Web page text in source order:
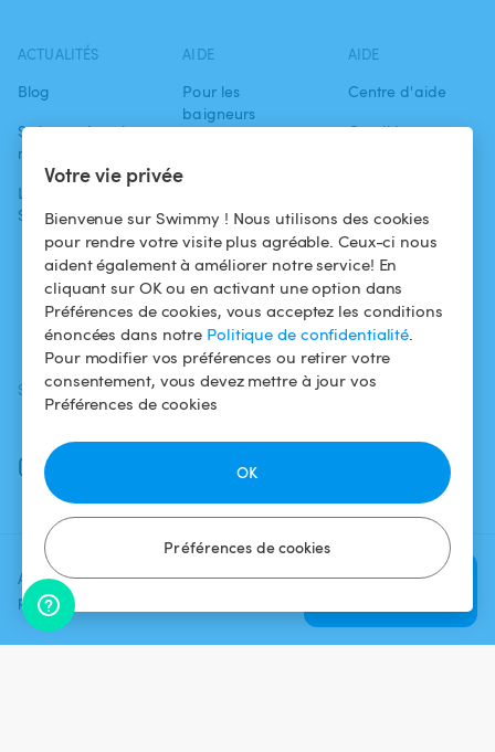
Votre vie privée
Bienvenue sur Swimmy ! Nous utilisons des cookies
pour rendre votre visite plus agréable. Ceux-ci nous
aident également à améliorer notre service! En
cliquant sur OK ou en activant une option dans
Préférences de cookies, vous acceptez les conditions
énoncées dans notre Politique de confidentialité.
Pour modifier vos préférences ou retirer votre
consentement, vous devez mettre à jour vos
Préférences de cookies
Préférences de cookies
OK
Ajoutez une date et un créneau
pour voir le prix
Vérifier la
ACTUALITÉS
Blog
Swimmy dans les
médias
L'aventure
Swimmy
AIDE
Pour les
baigneurs
propriétaires
Louer ma piscine
Comment ça
marche ?
Fiscalité
AIDE
Centre d'aide
Conditions
confidentialité
Mentions légales
SUIVEZ-NOUS TÉLÉCHARGEZ L'APP